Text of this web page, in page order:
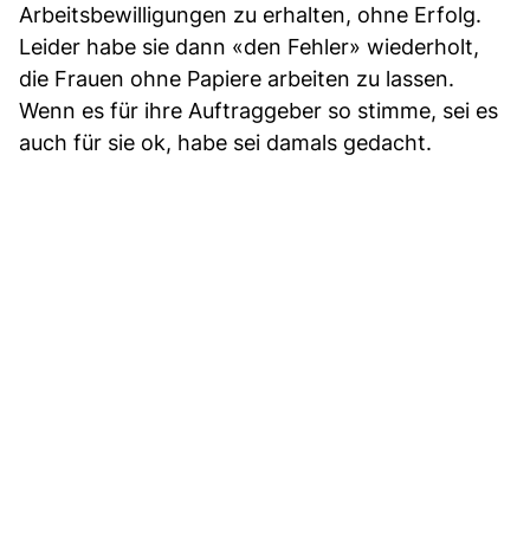
Arbeitsbewilligungen zu erhalten, ohne Erfolg.
Leider habe sie dann «den Fehler» wiederholt,
die Frauen ohne Papiere arbeiten zu lassen.
Wenn es für ihre Auftraggeber so stimme, sei es
auch für sie ok, habe sei damals gedacht.